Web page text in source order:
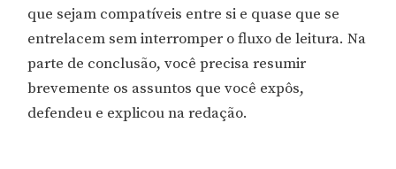
que sejam compatíveis entre si e quase que se
entrelacem sem interromper o fluxo de leitura. Na
parte de conclusão, você precisa resumir
brevemente os assuntos que você expôs,
defendeu e explicou na redação.